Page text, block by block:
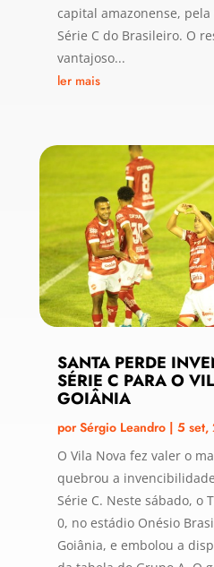
capital amazonense,
Série C do Brasileiro. O
vantajoso...
ler mais
SANTA PERDE
SÉRIE C PARA O
GOIÂNIA
porSérgio Leandro| 5 set,
O Vila Nova fez valer o
quebrou a
Série C. Neste sábado, o
0, no estádio Onésio
Goiânia, e embolou a